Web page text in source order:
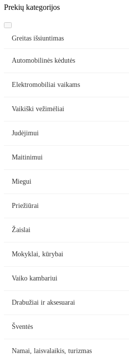
Prekių kategorijos
Greitas išsiuntimas
Automobilinės kėdutės
Elektromobiliai vaikams
Vaikiški vežimėliai
Judėjimui
Maitinimui
Miegui
Priežiūrai
Žaislai
Mokyklai, kūrybai
Vaiko kambariui
Drabužiai ir aksesuarai
Šventės
Namai, laisvalaikis, turizmas